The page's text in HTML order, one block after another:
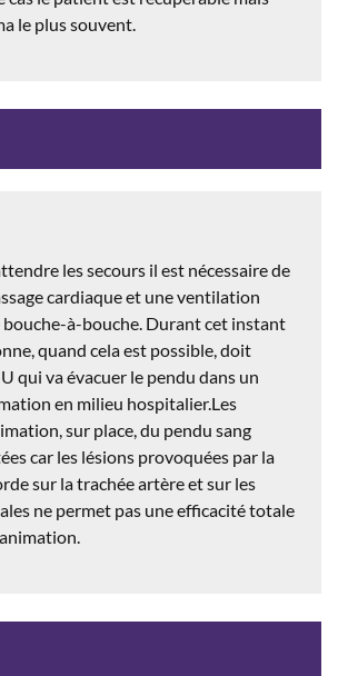
le plus souvent.
les secours il est nécessaire de
cardiaque et une ventilation
à-bouche. Durant cet instant
quand cela est possible, doit
qui va évacuer le pendu dans un
en milieu hospitalier.Les
sur place, du pendu sang
car les lésions provoquées par la
sur la trachée artère et sur les
ne permet pas une efficacité totale